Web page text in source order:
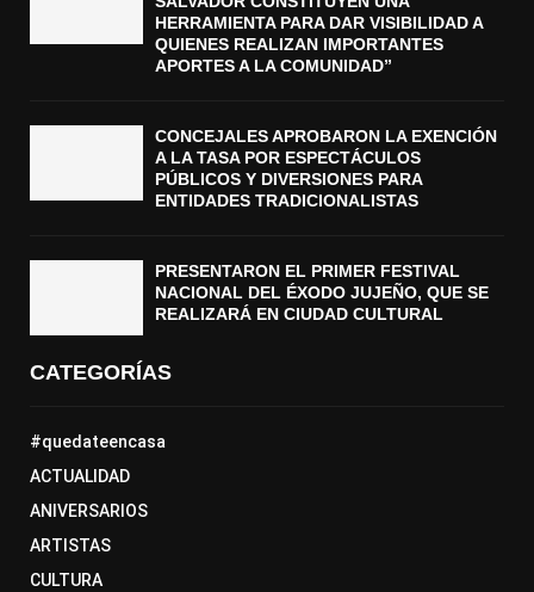
HERRAMIENTA PARA DAR VISIBILIDAD A
QUIENES REALIZAN IMPORTANTES
APORTES A LA COMUNIDAD”
CONCEJALES APROBARON LA EXENCIÓN
A LA TASA POR ESPECTÁCULOS
PÚBLICOS Y DIVERSIONES PARA
ENTIDADES TRADICIONALISTAS
PRESENTARON EL PRIMER FESTIVAL
NACIONAL DEL ÉXODO JUJEÑO, QUE SE
REALIZARÁ EN CIUDAD CULTURAL
CATEGORÍAS
#quedateencasa
ACTUALIDAD
ANIVERSARIOS
ARTISTAS
CULTURA